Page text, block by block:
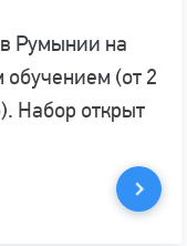
Румынии на
(от 2
Набор открыт